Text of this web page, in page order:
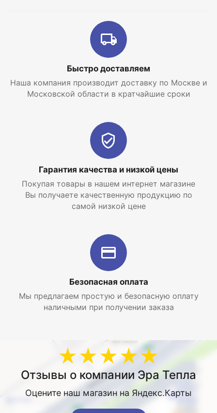
Быстро доставляем
Наша компания производит доставку по Москве и
Московской области в кратчайшие сроки
Гарантия качества и низкой цены
Покупая товары в нашем интернет магазине
Вы получаете качественную продукцию по
самой низкой цене
Безопасная оплата
Мы предлагаем простую и безопасную оплату
наличными при получении заказа
★★★★★
Отзывы о компании Эра Тепла
Оцените наш магазин на Яндекс.Карты